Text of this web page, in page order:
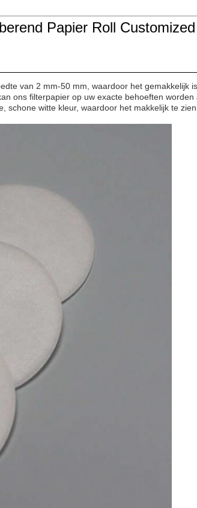
Papier Roll
van 2 mm-50 mm, waardoor het gemakkelijk
ons filterpapier op uw exacte behoeften worden
schone witte kleur, waardoor het makkelijk te